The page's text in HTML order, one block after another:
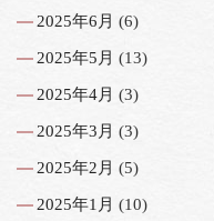
2025年6月 (6)
2025年5月 (13)
2025年4月 (3)
2025年3月 (3)
2025年2月 (5)
2025年1月 (10)